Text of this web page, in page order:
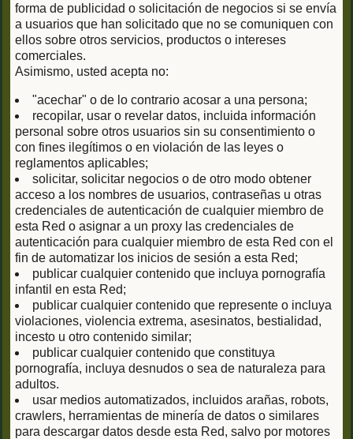
forma de publicidad o solicitación de negocios si se envía
a usuarios que han solicitado que no se comuniquen con
ellos sobre otros servicios, productos o intereses
comerciales.
Asimismo, usted acepta no:
"acechar" o de lo contrario acosar a una persona;
recopilar, usar o revelar datos, incluida información
personal sobre otros usuarios sin su consentimiento o
con fines ilegítimos o en violación de las leyes o
reglamentos aplicables;
solicitar, solicitar negocios o de otro modo obtener
acceso a los nombres de usuarios, contraseñas u otras
credenciales de autenticación de cualquier miembro de
esta Red o asignar a un proxy las credenciales de
autenticación para cualquier miembro de esta Red con el
fin de automatizar los inicios de sesión a esta Red;
publicar cualquier contenido que incluya pornografía
infantil en esta Red;
publicar cualquier contenido que represente o incluya
violaciones, violencia extrema, asesinatos, bestialidad,
incesto u otro contenido similar;
publicar cualquier contenido que constituya
pornografía, incluya desnudos o sea de naturaleza para
adultos.
usar medios automatizados, incluidos arañas, robots,
crawlers, herramientas de minería de datos o similares
para descargar datos desde esta Red, salvo por motores